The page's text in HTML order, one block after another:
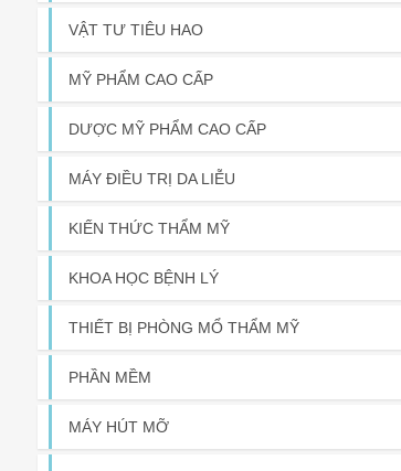
VẬT TƯ TIÊU HAO
MỸ PHẨM CAO CẤP
DƯỢC MỸ PHẨM CAO CẤP
MÁY ĐIỀU TRỊ DA LIỄU
KIẾN THỨC THẨM MỸ
KHOA HỌC BỆNH LÝ
THIẾT BỊ PHÒNG MỔ THẨM MỸ
PHẦN MỀM
MÁY HÚT MỠ